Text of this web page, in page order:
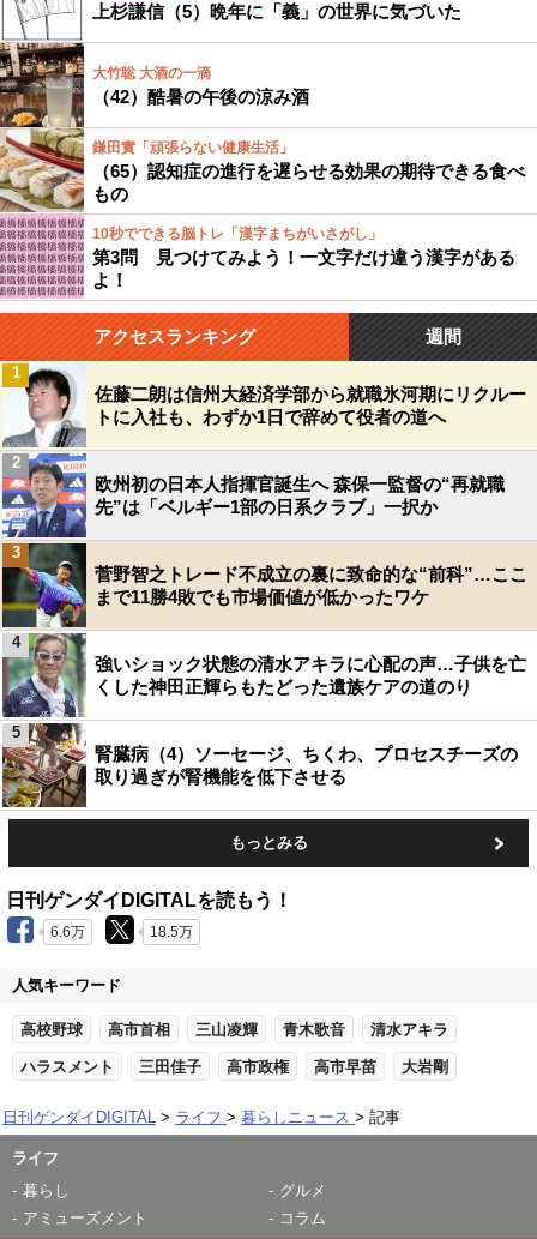
上杉謙信（5）晩年に「義」の世界に気づいた
大竹聡 大酒の一滴
（42）酷暑の午後の涼み酒
鎌田實「頑張らない健康生活」
（65）認知症の進行を遅らせる効果の期待できる食べ
もの
10秒でできる脳トレ「漢字まちがいさがし」
第3問 見つけてみよう！一文字だけ違う漢字がある
よ！
アクセスランキング 週間
佐藤二朗は信州大経済学部から就職氷河期にリクルー
トに入社も、わずか1日で辞めて役者の道へ
1
欧州初の日本人指揮官誕生へ 森保一監督の“再就職
先”は「ベルギー1部の日系クラブ」一択か
2
菅野智之トレード不成立の裏に致命的な“前科”…ここ
まで11勝4敗でも市場価値が低かったワケ
3
強いショック状態の清水アキラに心配の声…子供を亡
くした神田正輝らもたどった遺族ケアの道のり
4
腎臓病（4）ソーセージ、ちくわ、プロセスチーズの
取り過ぎが腎機能を低下させる
5
もっとみる
日刊ゲンダイDIGITALを読もう！
6.6万 18.5万
人気キーワード
高校野球 高市首相 三山凌輝 青木歌音 清水アキラ
ハラスメント 三田佳子 高市政権 高市早苗 大岩剛
日刊ゲンダイDIGITAL ライフ 暮らしニュース 記事
ライフ
暮らし
グルメ
アミューズメント
コラム